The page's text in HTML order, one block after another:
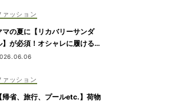
ァッション
マの夏に【リカバリーサンダ
】が必須！オシャレに履ける最
7選
ァッション
【帰省、旅行、プールetc.】荷物